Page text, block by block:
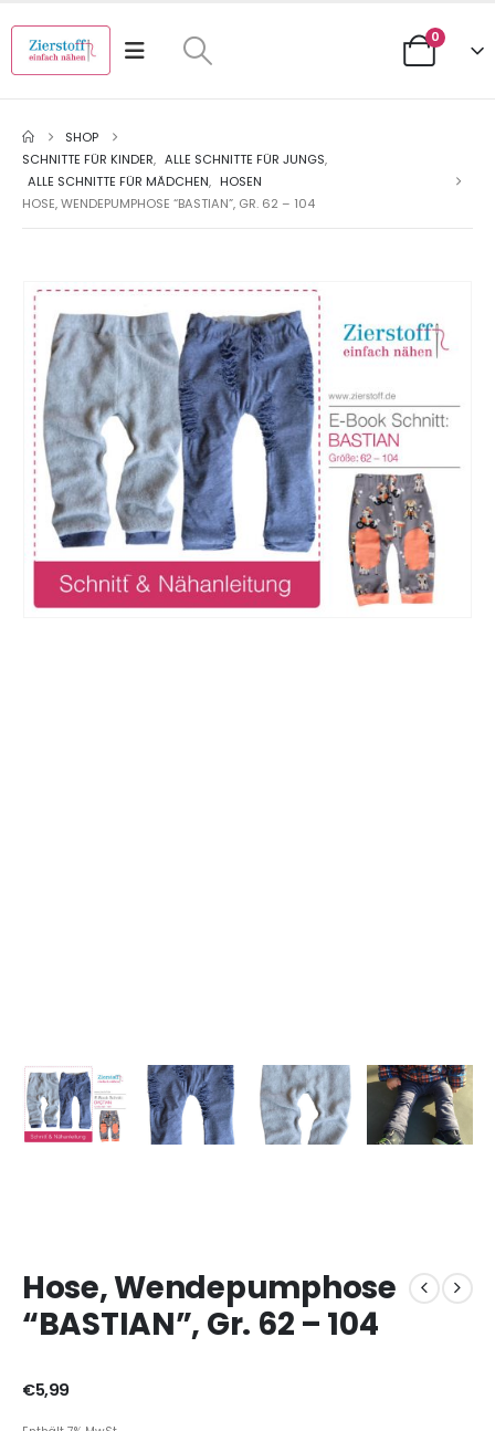
0
SHOP
SCHNITTE FÜR KINDER, ALLE SCHNITTE FÜR JUNGS,
ALLE SCHNITTE FÜR MÄDCHEN, HOSEN
HOSE, WENDEPUMPHOSE “BASTIAN”, GR. 62 – 104
Hose, Wendepumphose
“BASTIAN”, Gr. 62 – 104
€5,99